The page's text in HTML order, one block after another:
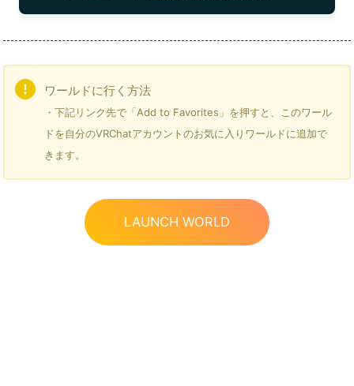
ワールドに行く方法
・下記リンク先で「Add to Favorites」を押すと、このワール
ドを自分のVRChatアカウントのお気に入りワールドに追加で
きます。
LAUNCH WORLD